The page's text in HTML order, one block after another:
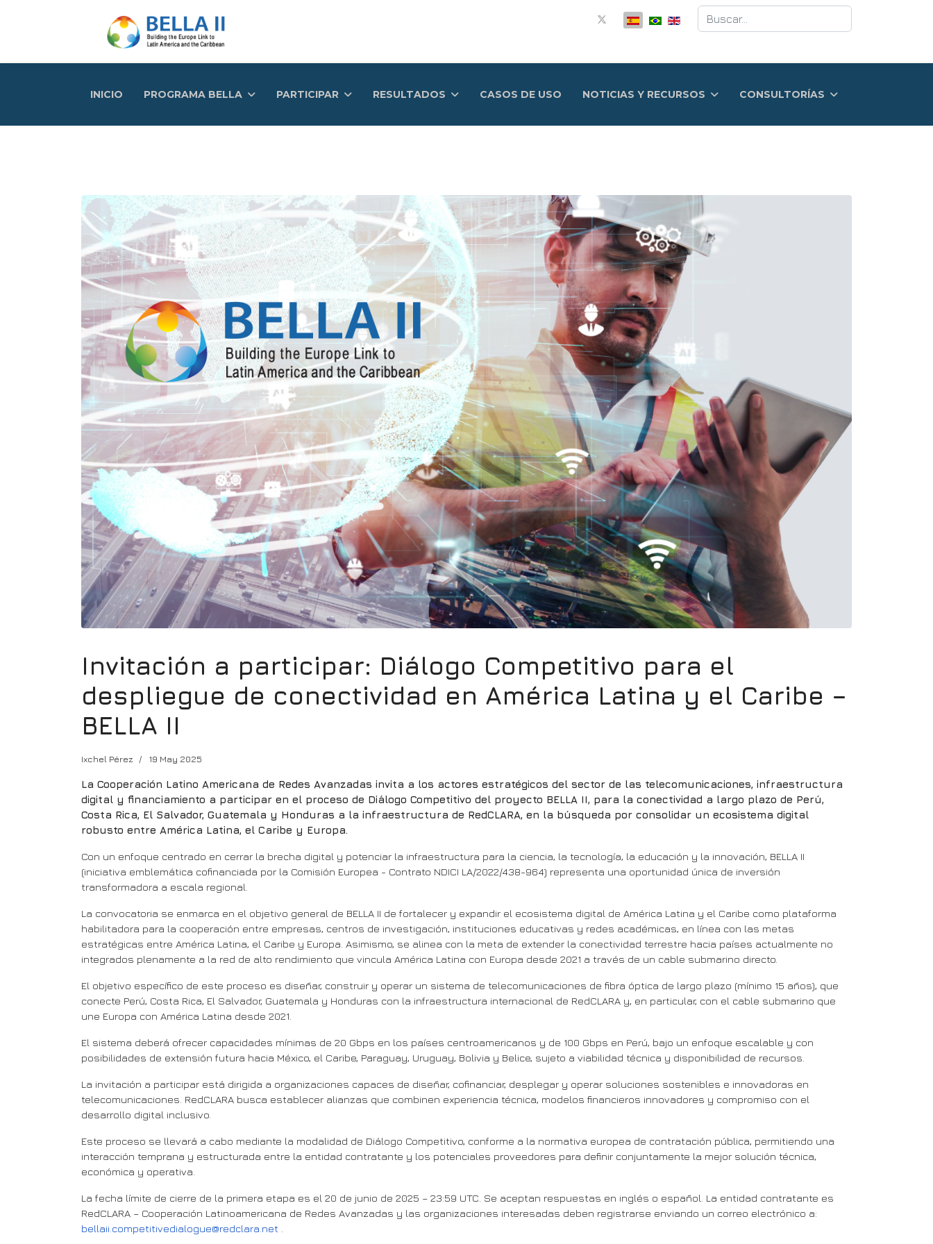
Buscar
INICIO PROGRAMA BELLA PARTICIPAR RESULTADOS CASOS DE USO NOTICIAS Y RECURSOS CONSULTORÍAS
Invitación a participar: Diálogo Competitivo para el
despliegue de conectividad en América Latina y el Caribe –
BELLA II
Ixchel Pérez 19 May 2025
La Cooperación Latino Americana de Redes Avanzadas invita a los actores estratégicos del sector de las telecomunicaciones, infraestructura
digital y financiamiento a participar en el proceso de Diálogo Competitivo del proyecto BELLA II, para la conectividad a largo plazo de Perú,
Costa Rica, El Salvador, Guatemala y Honduras a la infraestructura de RedCLARA, en la búsqueda por consolidar un ecosistema digital
robusto entre América Latina, el Caribe y Europa.
Con un enfoque centrado en cerrar la brecha digital y potenciar la infraestructura para la ciencia, la tecnología, la educación y la innovación, BELLA II
(iniciativa emblemática cofinanciada por la Comisión Europea - Contrato NDICI LA/2022/438-964) representa una oportunidad única de inversión
transformadora a escala regional.
La convocatoria se enmarca en el objetivo general de BELLA II de fortalecer y expandir el ecosistema digital de América Latina y el Caribe como plataforma
habilitadora para la cooperación entre empresas, centros de investigación, instituciones educativas y redes académicas, en línea con las metas
estratégicas entre América Latina, el Caribe y Europa. Asimismo, se alinea con la meta de extender la conectividad terrestre hacia países actualmente no
integrados plenamente a la red de alto rendimiento que vincula América Latina con Europa desde 2021 a través de un cable submarino directo.
El objetivo específico de este proceso es diseñar, construir y operar un sistema de telecomunicaciones de fibra óptica de largo plazo (mínimo 15 años), que
conecte Perú, Costa Rica, El Salvador, Guatemala y Honduras con la infraestructura internacional de RedCLARA y, en particular, con el cable submarino que
une Europa con América Latina desde 2021.
El sistema deberá ofrecer capacidades mínimas de 20 Gbps en los países centroamericanos y de 100 Gbps en Perú, bajo un enfoque escalable y con
posibilidades de extensión futura hacia México, el Caribe, Paraguay, Uruguay, Bolivia y Belice, sujeto a viabilidad técnica y disponibilidad de recursos.
La invitación a participar está dirigida a organizaciones capaces de diseñar, cofinanciar, desplegar y operar soluciones sostenibles e innovadoras en
telecomunicaciones. RedCLARA busca establecer alianzas que combinen experiencia técnica, modelos financieros innovadores y compromiso con el
desarrollo digital inclusivo.
Este proceso se llevará a cabo mediante la modalidad de Diálogo Competitivo, conforme a la normativa europea de contratación pública, permitiendo una
interacción temprana y estructurada entre la entidad contratante y los potenciales proveedores para definir conjuntamente la mejor solución técnica,
económica y operativa.
La fecha límite de cierre de la primera etapa es el 20 de junio de 2025 – 23:59 UTC. Se aceptan respuestas en inglés o español. La entidad contratante es
RedCLARA – Cooperación Latinoamericana de Redes Avanzadas y las organizaciones interesadas deben registrarse enviando un correo electrónico a:
bellaii.competitivedialogue@redclara.net